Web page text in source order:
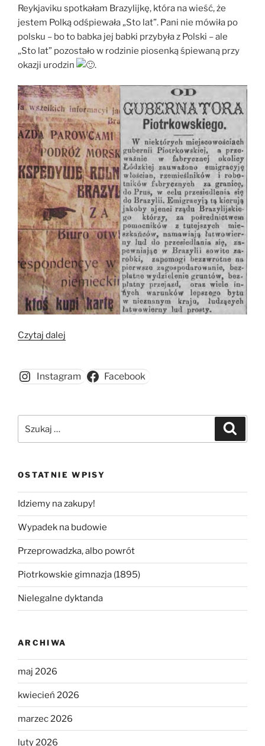
Reykjaviku spotkałam Brazylijkę, która na wieść, że
jestem Polką odśpiewała „Sto lat”. Pani nie mówiła po
polsku – bo to babka jej babki przybyła z Polski – ale
„Sto lat” pozostało w rodzinie piosenką śpiewaną przy
okazji urodzin
.
Czytaj dalej
(2/3)”
Instagram Facebook
OSTATNIE WPISY
Idziemy na zakupy!
Wypadek na budowie
Przeprowadzka, albo powrót
Piotrkowskie gimnazja (1895)
Nielegalne dyktanda
ARCHIWA
maj 2026
kwiecień 2026
marzec 2026
luty 2026